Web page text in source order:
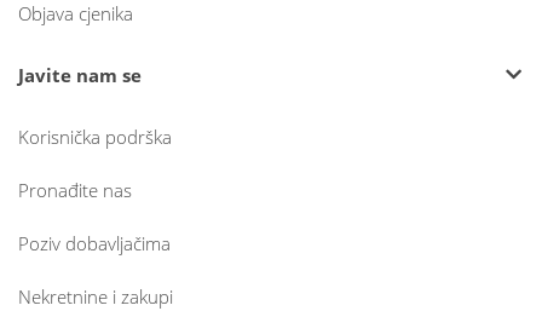
Objava cjenika
Javite nam se
Korisnička podrška
Pronađite nas
Poziv dobavljačima
Nekretnine i zakupi